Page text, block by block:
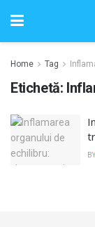
Home Tag
Etichetă:
BY